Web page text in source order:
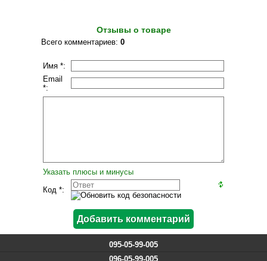
Отзывы о товаре
Всего комментариев: 0
Имя *:
Email
*:
Указать плюсы и минусы
Код *:
095-05-99-005
096-05-99-005